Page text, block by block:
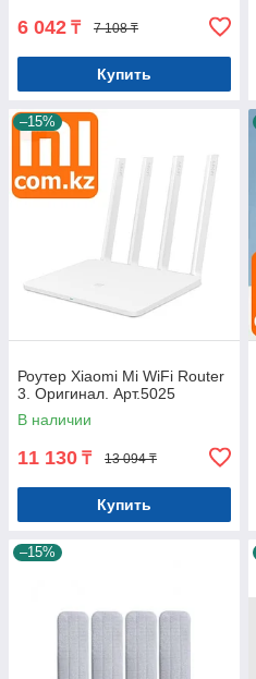
6 042 ₸ 7 108 ₸
Купить
–15%
Роутер Xiaomi Mi WiFi Router
3. Оригинал. Арт.5025
В наличии
11 130 ₸ 13 094 ₸
Купить
–15%